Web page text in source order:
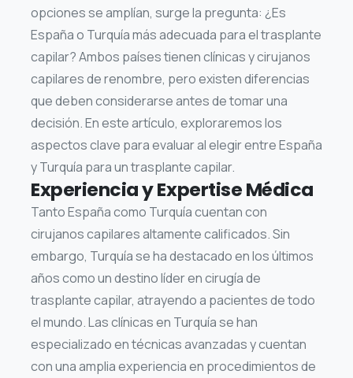
opciones se amplían, surge la pregunta: ¿Es
España o Turquía más adecuada para el trasplante
capilar? Ambos países tienen clínicas y cirujanos
capilares de renombre, pero existen diferencias
que deben considerarse antes de tomar una
decisión. En este artículo, exploraremos los
aspectos clave para evaluar al elegir entre España
y Turquía para un trasplante capilar.
Experiencia y Expertise Médica
Tanto España como Turquía cuentan con
cirujanos capilares altamente calificados. Sin
embargo, Turquía se ha destacado en los últimos
años como un destino líder en cirugía de
trasplante capilar, atrayendo a pacientes de todo
el mundo. Las clínicas en Turquía se han
especializado en técnicas avanzadas y cuentan
con una amplia experiencia en procedimientos de